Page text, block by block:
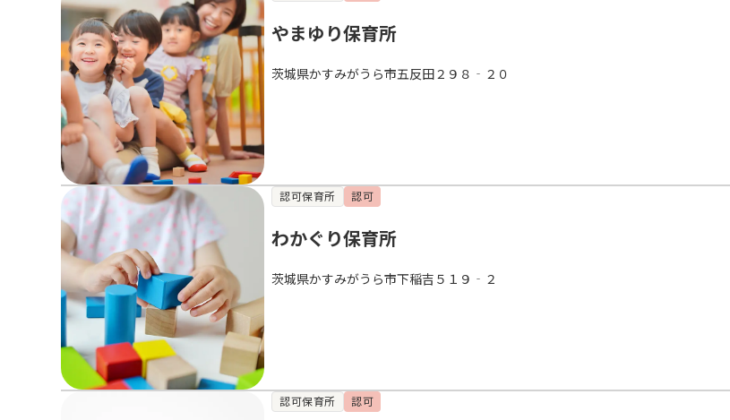
やまゆり保育所
茨城県かすみがうら市五反田２９８‐２０
認可保育所 認可
わかぐり保育所
茨城県かすみがうら市下稲吉５１９‐２
認可保育所 認可